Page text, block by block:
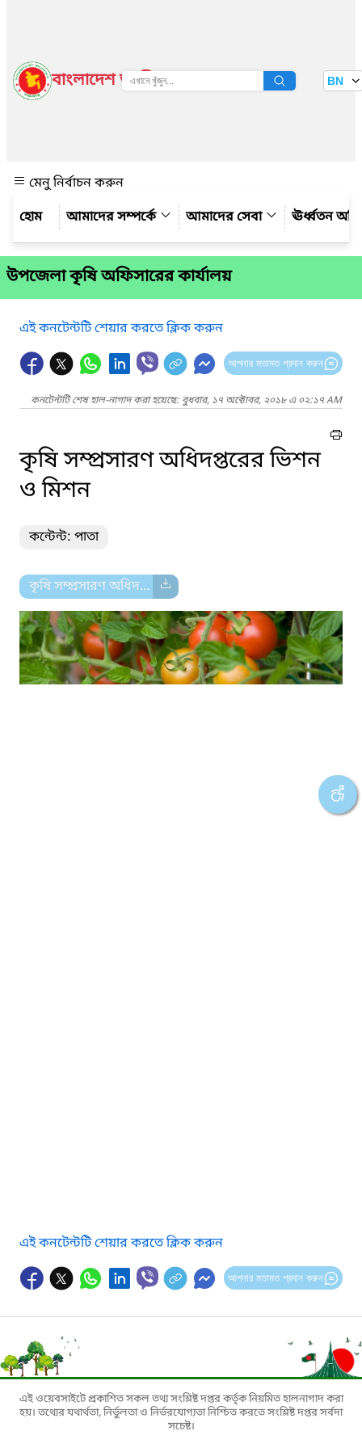
বাংলাদেশ জাতীয় তথ্য বাতায়ন BN
মেনু নির্বাচন করুন
আমাদের সম্পর্কে
আমাদের সেবা ঊর্ধ্বতন
উপজেলা কৃষি অফিসারের কার্যালয়
এই কনটেন্টটি শেয়ার করতে ক্লিক করুন
আপনার মতামত প্রদান করুন
কনটেন্টটি শেষ হাল-নাগাদ করা হয়েছে: বুধবার, ১৭ অক্টোবর, ২০১৮ এ ০২:১৭ AM
কৃষি সম্প্রসারণ অধিদপ্তরের ভিশন
ও মিশন
কন্টেন্ট: পাতা
কৃষি সম্প্রসারণ অধিদ...
এই কনটেন্টটি শেয়ার করতে ক্লিক করুন
আপনার মতামত প্রদান করুন
এই ওয়েবসাইটে প্রকাশিত সকল তথ্য সংশ্লিষ্ট দপ্তর কর্তৃক নিয়মিত হালনাগাদ করা
হয়। তথ্যের যথার্থতা, নির্ভুলতা ও নির্ভরযোগ্যতা নিশ্চিত করতে সংশ্লিষ্ট দপ্তর সর্বদা
সচেষ্ট।